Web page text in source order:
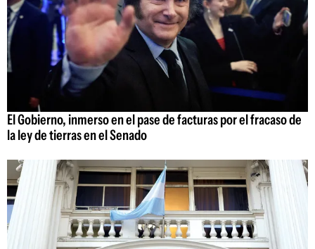
El Gobierno, inmerso en el pase de facturas por el fracaso de
la ley de tierras en el Senado